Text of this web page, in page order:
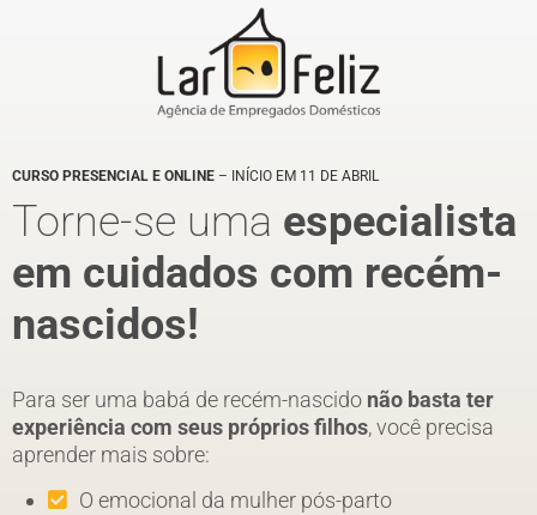
CURSO PRESENCIAL E ONLINE – INÍCIO EM 11 DE ABRIL
Torne-se uma especialista
em cuidados com recém-
nascidos!
Para ser uma babá de recém-nascido não basta ter
experiência com seus próprios filhos, você precisa
aprender mais sobre:
O emocional da mulher pós-parto